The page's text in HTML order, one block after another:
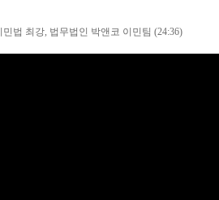
법 최강, 법무법인 박앤코 이민팀 (24:36)